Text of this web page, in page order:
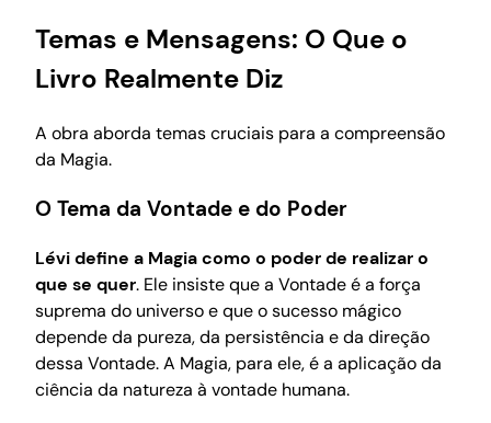
Temas e Mensagens: O Que o
Livro Realmente Diz
A obra aborda temas cruciais para a compreensão
da Magia.
O Tema da Vontade e do Poder
Lévi define a Magia como o poder de realizar o
que se quer. Ele insiste que a Vontade é a força
suprema do universo e que o sucesso mágico
depende da pureza, da persistência e da direção
dessa Vontade. A Magia, para ele, é a aplicação da
ciência da natureza à vontade humana.